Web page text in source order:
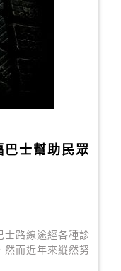
士幫助民眾
士路線途經各種診
然而近年來縱然努